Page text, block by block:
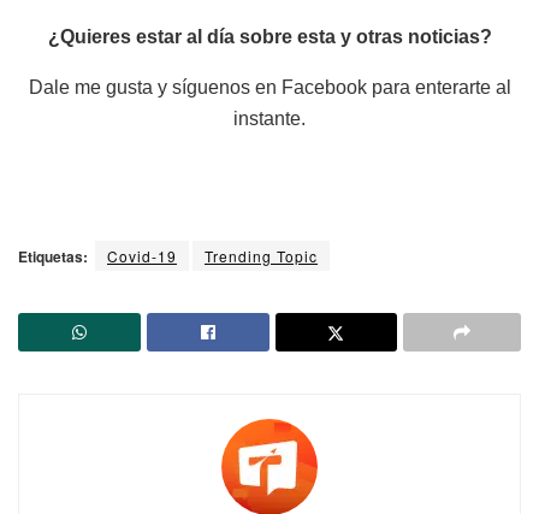
¿Quieres estar al día sobre esta y otras noticias?
Dale me gusta y síguenos en Facebook para enterarte al
instante.
Etiquetas: Covid-19 Trending Topic